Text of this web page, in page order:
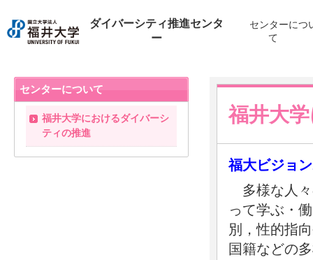
ダイバーシティ推進センタ
ー
センターにつ
て
福井大
福大ビジ
多様な人々
って学ぶ・
別，性的指
国籍などの
センターについて
福井大学におけるダイバーシ
ティの推進